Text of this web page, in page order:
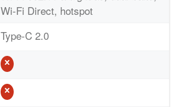
Wi-Fi Direct, hotspot
Type-C 2.0